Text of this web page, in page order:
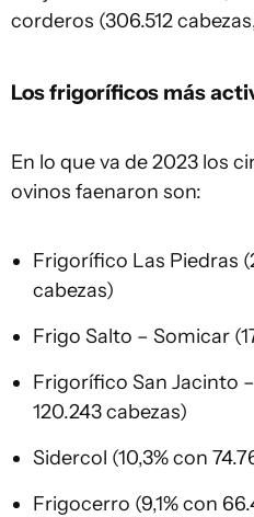
corderos (306.512
Los frigoríficos más
En lo que va de 2023 los
ovinos faenaron son:
Frigorífico Las Piedras
cabezas)
Frigo Salto – Somicar
Frigorífico San Jacinto
120.243 cabezas)
Sidercol (10,3% con
Frigocerro (9,1% con